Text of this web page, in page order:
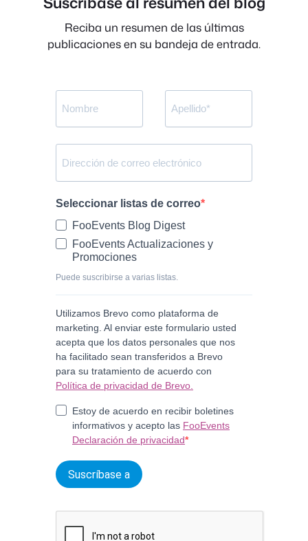
Reciba un resumen de las últimas
publicaciones en su bandeja de entrada.
Seleccionar listas de correo
FooEvents Blog Digest
FooEvents Actualizaciones y
Promociones
Puede suscribirse a varias listas.
Utilizamos Brevo como plataforma de
marketing. Al enviar este formulario usted
acepta que los datos personales que nos
ha facilitado sean transferidos a Brevo
para su tratamiento de acuerdo con
Política de privacidad de Brevo.
Estoy de acuerdo en recibir boletines
informativos y acepto las FooEvents
Declaración de privacidad
Suscríbase a